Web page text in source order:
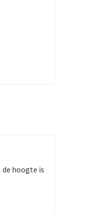
hoogte is